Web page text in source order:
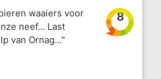
waaiers voor
neef... Last
van Ornag..."
8